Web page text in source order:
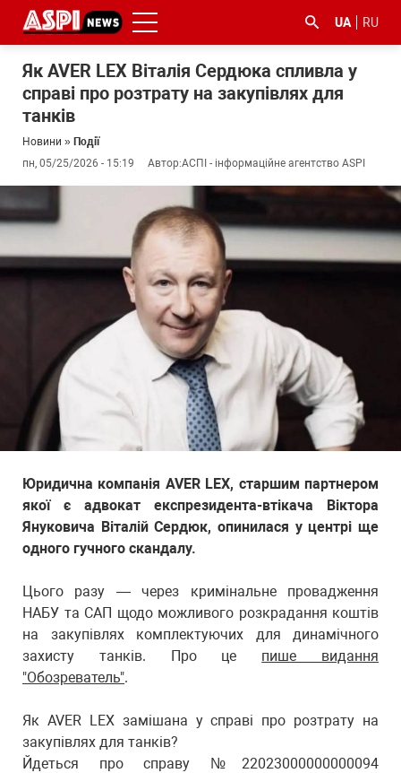
UA RU
Як AVER LEX Віталія Сердюка спливла у
справі про розтрату на закупівлях для
танків
Новини » Події
пн, 05/25/2026 - 15:19
Автор:АСПІ - інформаційне агентство ASPI
Юридична компанія AVER LEX, старшим партнером
якої є адвокат експрезидента-втікача Віктора
Януковича Віталій Сердюк, опинилася у центрі ще
одного гучного скандалу.
Цього разу — через кримінальне провадження
НАБУ та САП щодо можливого розкрадання коштів
на закупівлях комплектуючих для динамічного
захисту танків. Про це пише видання
"Обозреватель".
Як AVER LEX замішана у справі про розтрату на
закупівлях для танків?
Йдеться про справу №22023000000000094
з
#ДФС